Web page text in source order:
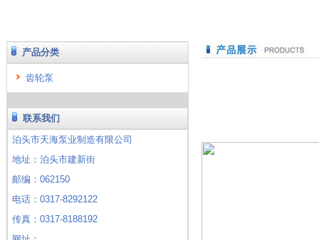
产品分类
齿轮泵
联系我们
泊头市天海泵业制造有限公司
地址：泊头市建新街
邮编：062150
电话：0317-8292122
传真：0317-8188192